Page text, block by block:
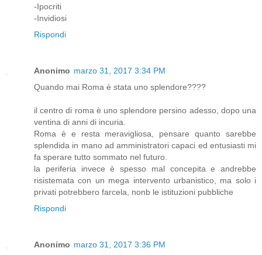
-Ipocriti
-Invidiosi
Rispondi
Anonimo marzo 31, 2017 3:34 PM
Quando mai Roma è stata uno splendore????
il centro di roma è uno splendore persino adesso, dopo una
ventina di anni di incuria.
Roma è e resta meravigliosa, pensare quanto sarebbe
splendida in mano ad amministratori capaci ed entusiasti mi
fa sperare tutto sommato nel futuro.
la periferia invece è spesso mal concepita e andrebbe
risistemata con un mega intervento urbanistico, ma solo i
privati potrebbero farcela, nonb le istituzioni pubbliche
Rispondi
Anonimo marzo 31, 2017 3:36 PM